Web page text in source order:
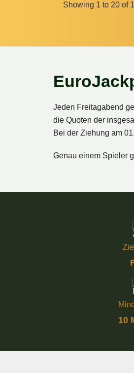
Showing 1 to 20 of
Jeden Freitagabend
die Quoten der
Bei der Ziehung am
Genau einem Spieler
10